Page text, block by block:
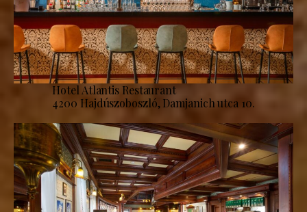
Hotel Atlantis Restaurant
4200 Hajdúszoboszló, Damjanich utca 10.